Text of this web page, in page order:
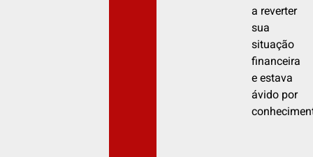
a reverter
sua
situação
financeira
e estava
ávido por